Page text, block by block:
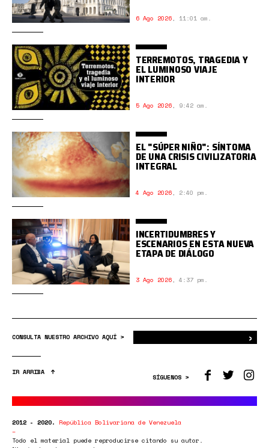
6 Ago 2026, 11:01 am.
TERREMOTOS, TRAGEDIA Y
EL LUMINOSO VIAJE
INTERIOR
5 Ago 2026, 9:42 am.
EL "SÚPER NIÑO": SÍNTOMA
DE UNA CRISIS CIVILIZATORIA
INTEGRAL
4 Ago 2026, 2:40 pm.
INCERTIDUMBRES Y
ESCENARIOS EN ESTA NUEVA
ETAPA DE DIÁLOGO
3 Ago 2026, 4:37 pm.
CONSULTA NUESTRO ARCHIVO AQUÍ > ›
IR ARRIBA
SÍGUENOS >
2012 - 2020. República Bolivariana de Venezuela
Todo el material puede reproducirse citando su autor.